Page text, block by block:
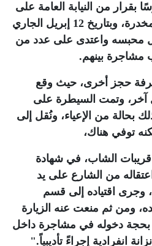
بقرار من النيابة العامة على
ذمة قضية اتجار بالمواد المخدرة، وبتاريخ 12 إبريل الجاري
محبسه واعتدى على عدد من
مشاجرة بينهم.
حجز أخرى، حيث وقع
آخر، وتمت السيطرة على
بحالة من الإعياء، ونُقل إلى
توفي هناك،
الشاب، في شهادة
من الشارع على يد
اقتياده إلى قسم
ومن ثم منعت عنه الزيارة
بحجة دخوله في مشاجرة داخل
انفرادية إجراءً تأديبياً".